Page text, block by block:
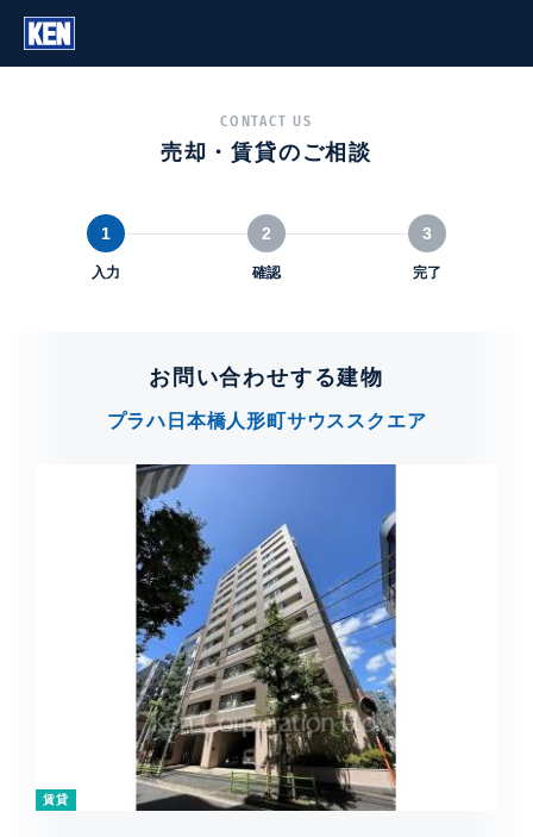
CONTACT US
売却・賃貸のご相談
1
入力
2
確認
3
完了
お問い合わせする建物
プラハ日本橋人形町サウススクエア
賃貸